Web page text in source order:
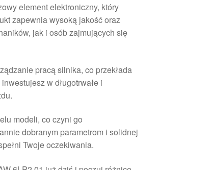
element elektroniczny, który
zapewnia wysoką jakość oraz
jak i osób zajmujących się
pracą silnika, co przekłada
w długotrwałe i
modeli, co czyni go
dobranym parametrom i solidnej
Twoje oczekiwania.